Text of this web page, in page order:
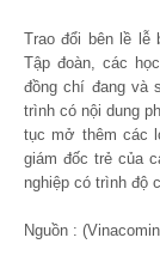
Trao đổi bên lề lễ
Tập đoàn, các
đồng chí đang và
trình có nội dung
tục mở thêm các
giám đốc trẻ của
nghiệp có trình độ
Nguồn :